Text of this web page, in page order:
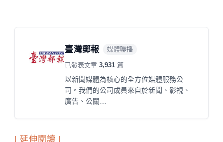
臺灣郵報 媒體聯播
已發表文章3,931 篇
以新聞媒體為核心的全方位媒體服務公
司。我們的公司成員來自於新聞、影視、
廣告、公關…
| 延伸閱讀 |